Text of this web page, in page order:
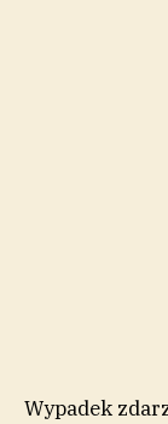
Wypadek